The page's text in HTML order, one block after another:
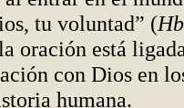
tu voluntad” (Hb
oración está
con Dios en
humana.